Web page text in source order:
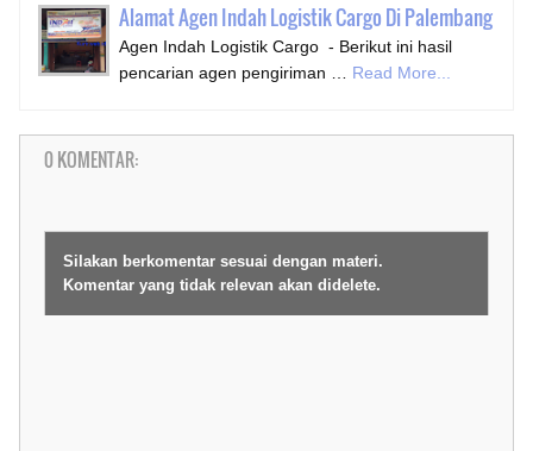
Alamat Agen Indah Logistik Cargo Di Palembang
Agen Indah Logistik Cargo - Berikut ini hasil
pencarian agen pengiriman …
Read More...
0 KOMENTAR:
Silakan berkomentar sesuai dengan materi.
Komentar yang tidak relevan akan didelete.